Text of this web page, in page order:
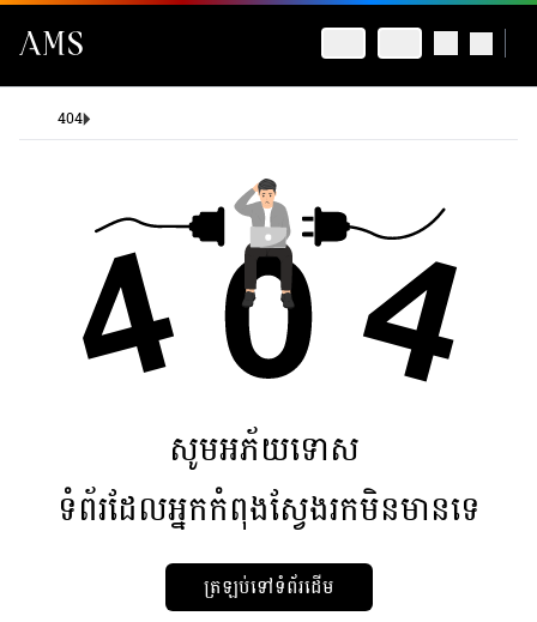
404
សូមអភ័យទោស
ទំព័រដែលអ្នកកំពុងស្វែងរកមិនមានទេ
ត្រឡប់ទៅទំព័រដើម